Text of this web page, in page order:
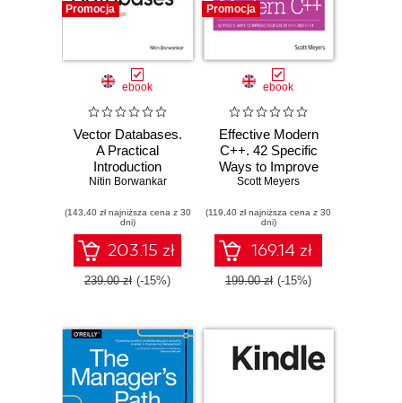
Promocja
ebook
Vector Databases.
A Practical
Introduction
Nitin Borwankar
(143,40 zł najniższa cena z 30
dni)
203.15 zł
239.00 zł (-15%)
Promocja
ebook
Effective Modern
C++. 42 Specific
Ways to Improve
Your Use of C++11
Scott Meyers
(119,40 zł najniższa cena z 30
dni)
169.14 zł
199.00 zł (-15%)